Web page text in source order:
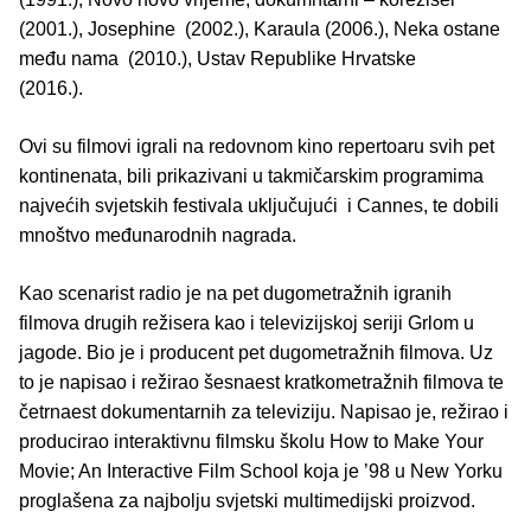
(2001.), Josephine (2002.), Karaula (2006.), Neka ostane
među nama (2010.), Ustav Republike Hrvatske
(2016.).
Ovi su filmovi igrali na redovnom kino repertoaru svih pet
kontinenata, bili prikazivani u takmičarskim programima
najvećih svjetskih festivala uključujući i Cannes, te dobili
mnoštvo međunarodnih nagrada.
Kao scenarist radio je na pet dugometražnih igranih
filmova drugih režisera kao i televizijskoj seriji Grlom u
jagode. Bio je i producent pet dugometražnih filmova. Uz
to je napisao i režirao šesnaest kratkometražnih filmova te
četrnaest dokumentarnih za televiziju. Napisao je, režirao i
producirao interaktivnu filmsku školu How to Make Your
Movie; An Interactive Film School koja je ’98 u New Yorku
proglašena za najbolju svjetski multimedijski proizvod.